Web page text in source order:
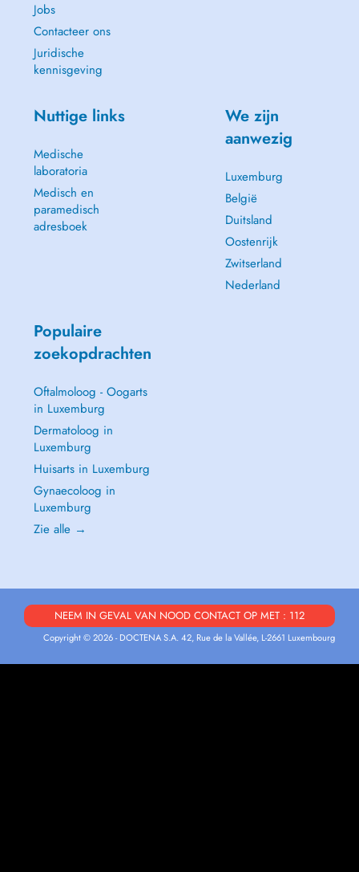
Jobs
Contacteer ons
Juridische
kennisgeving
Nuttige links
Medische
laboratoria
Medisch en
paramedisch
adresboek
We zijn
aanwezig
Luxemburg
België
Duitsland
Oostenrijk
Zwitserland
Nederland
Populaire
zoekopdrachten
Oftalmoloog - Oogarts
in Luxemburg
Dermatoloog in
Luxemburg
Huisarts in Luxemburg
Gynaecoloog in
Luxemburg
Zie alle →
NEEM IN GEVAL VAN NOOD CONTACT OP MET : 112
Copyright © 2026 - DOCTENA S.A. 42, Rue de la Vallée, L-2661 Luxembourg